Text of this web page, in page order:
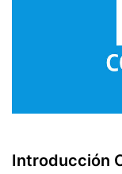
Introducción